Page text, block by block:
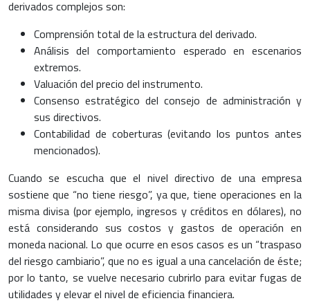
derivados complejos son:
Comprensión total de la estructura del derivado.
Análisis del comportamiento esperado en escenarios
extremos.
Valuación del precio del instrumento.
Consenso estratégico del consejo de administración y
sus directivos.
Contabilidad de coberturas (evitando los puntos antes
mencionados).
Cuando se escucha que el nivel directivo de una empresa
sostiene que “no tiene riesgo”, ya que, tiene operaciones en la
misma divisa (por ejemplo, ingresos y créditos en dólares), no
está considerando sus costos y gastos de operación en
moneda nacional. Lo que ocurre en esos casos es un “traspaso
del riesgo cambiario”, que no es igual a una cancelación de éste;
por lo tanto, se vuelve necesario cubrirlo para evitar fugas de
utilidades y elevar el nivel de eficiencia financiera.